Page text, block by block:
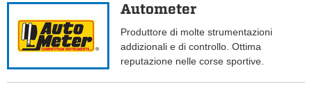
Autometer
Produttore di molte strumentazioni
addizionali e di controllo. Ottima
reputazione nelle corse sportive.